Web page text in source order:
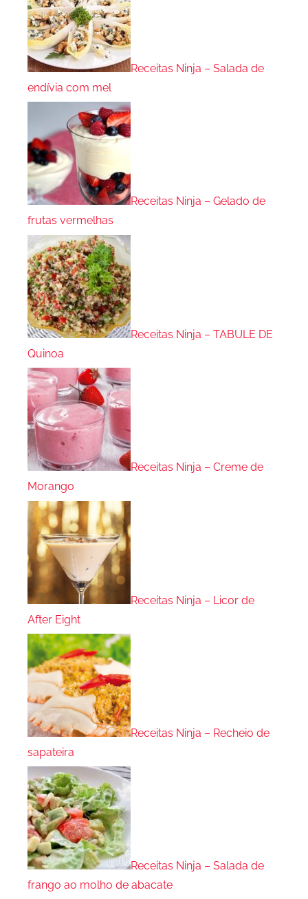
Receitas Ninja – Salada de
endívia com mel
Receitas Ninja – Gelado de
frutas vermelhas
Receitas Ninja – TABULE DE
Quinoa
Receitas Ninja – Creme de
Morango
Receitas Ninja – Licor de
After Eight
Receitas Ninja – Recheio de
sapateira
Receitas Ninja – Salada de
frango ao molho de abacate